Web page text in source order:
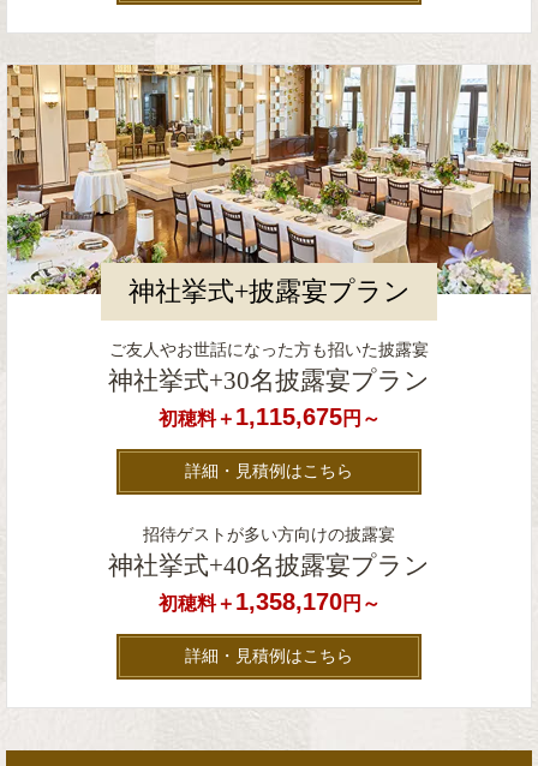
神社挙式+披露宴プラン
ご友人やお世話になった方も招いた披露宴
神社挙式+30名披露宴プラン
初穂料＋ 1,115,675円～
詳細・見積例はこちら
招待ゲストが多い方向けの披露宴
神社挙式+40名披露宴プラン
初穂料＋ 1,358,170円～
詳細・見積例はこちら